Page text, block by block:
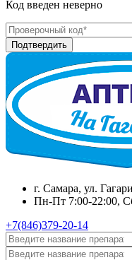
Код введен неверно
г. Самара, ул.
Пн-Пт 7:00-22:00,
+7(846)379-20-14